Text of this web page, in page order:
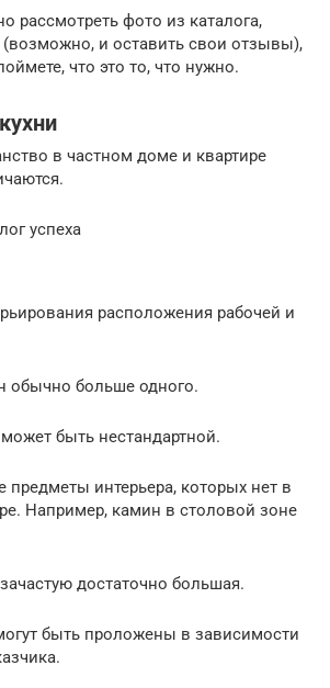
рассмотреть фото из каталога,
и оставить свои отзывы),
что это то, что нужно.
в частном доме и квартире
успеха
расположения рабочей и
обычно больше одного.
быть нестандартной.
интерьера, которых нет в
Например, камин в столовой зоне
достаточно большая.
быть проложены в зависимости